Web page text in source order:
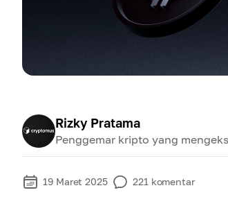
Rizky Pratama
Penggemar kripto yang
19 Maret 2025 221 komentar